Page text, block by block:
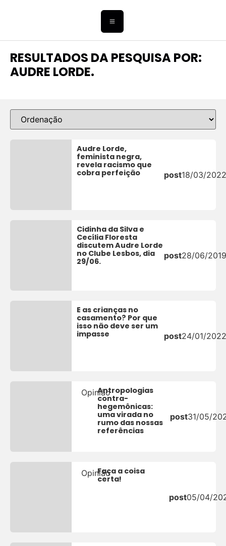
RESULTADOS DA PESQUISA POR:
AUDRE LORDE.
Audre Lorde,
feminista negra,
revela racismo que
cobra perfeição
post18/03/
Cidinha da Silva e
Cecília Floresta
discutem Audre Lorde
no Clube Lesbos, dia
29/06.
post28/06/
E as crianças no
casamento? Por que
isso não deve ser um
impasse
post24/01/
OpiniãoAntropologias
contra-
hegemônicas:
uma virada no
rumo das nossas
referências
post31/05/
OpiniãoFaça a coisa
certa!
post05/04/